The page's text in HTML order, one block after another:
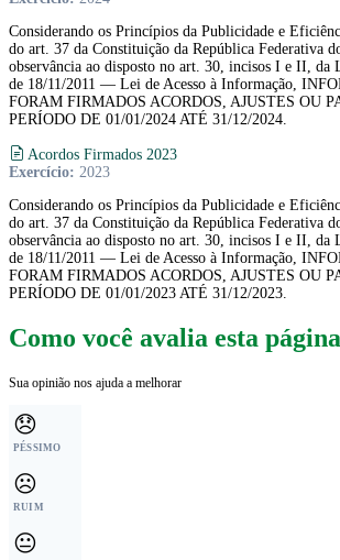
Considerando os Princípios da Publicidade e
do art. 37 da Constituição da República Federativa
observância ao disposto no art. 30, incisos I e II, da
de 18/11/2011 — Lei de Acesso à Informação,
FORAM FIRMADOS ACORDOS, AJUSTES OU
PERÍODO DE 01/01/2024 ATÉ 31/12/2024.
Acordos Firmados 2023
Exercício: 2023
Considerando os Princípios da Publicidade e
do art. 37 da Constituição da República Federativa
observância ao disposto no art. 30, incisos I e II, da
de 18/11/2011 — Lei de Acesso à Informação,
FORAM FIRMADOS ACORDOS, AJUSTES OU
PERÍODO DE 01/01/2023 ATÉ 31/12/2023.
Como você avalia esta
Sua opinião nos ajuda a melhorar
😞
PÉSSIMO
☹️
RUIM
😐